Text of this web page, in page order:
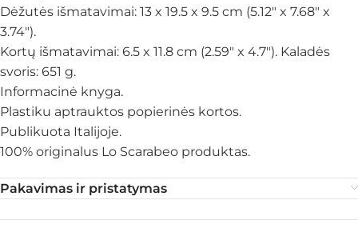
Dėžutės išmatavimai: 13 x 19.5 x 9.5 cm (5.12″ x 7.68″ x
3.74″).
Kortų išmatavimai: 6.5 x 11.8 cm (2.59″ x 4.7″). Kaladės
svoris: 651 g.
Informacinė knyga.
Plastiku aptrauktos popierinės kortos.
Publikuota Italijoje.
100% originalus Lo Scarabeo produktas.
Pakavimas ir pristatymas